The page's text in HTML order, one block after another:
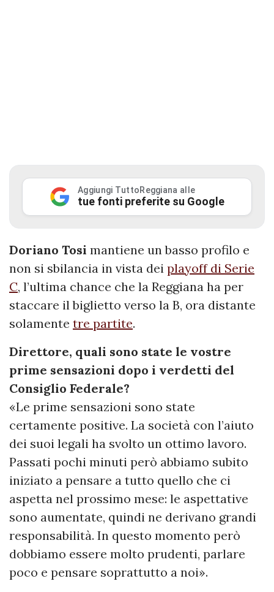
Aggiungi TuttoReggiana alle
tue fonti preferite su Google
Doriano Tosi mantiene un basso profilo e
non si sbilancia in vista dei playoff di Serie
C, l’ultima chance che la Reggiana ha per
staccare il biglietto verso la B, ora distante
solamente tre partite.
Direttore, quali sono state le vostre
prime sensazioni dopo i verdetti del
Consiglio Federale?
«Le prime sensazioni sono state
certamente positive. La società con l’aiuto
dei suoi legali ha svolto un ottimo lavoro.
Passati pochi minuti però abbiamo subito
iniziato a pensare a tutto quello che ci
aspetta nel prossimo mese: le aspettative
sono aumentate, quindi ne derivano grandi
responsabilità. In questo momento però
dobbiamo essere molto prudenti, parlare
poco e pensare soprattutto a noi».